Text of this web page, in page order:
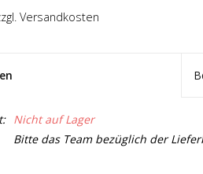
Versandkosten
Nicht auf Lager
Bitte das Team bezüglich der